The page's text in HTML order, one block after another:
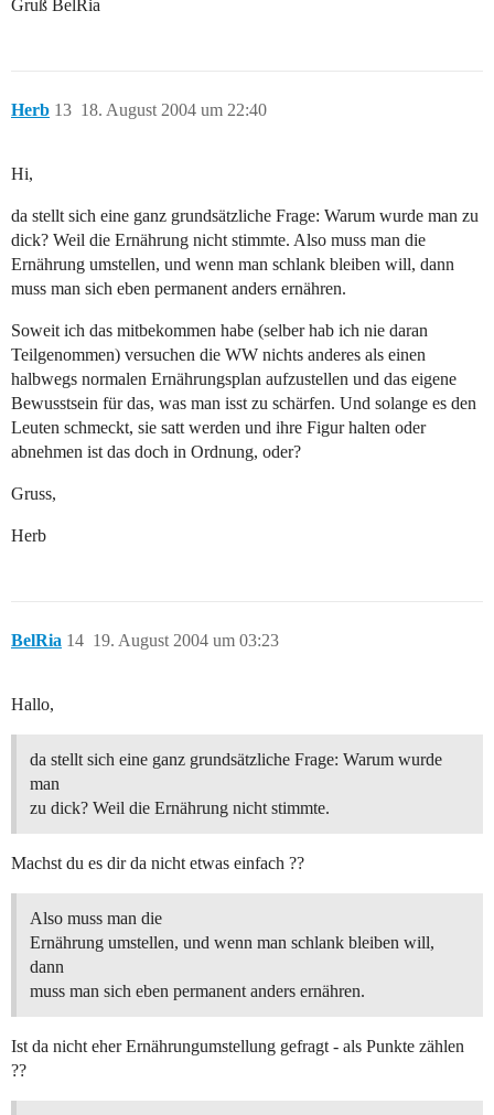
Gruß BelRia
Herb 18. August 2004 um 22:40
13
Hi,
da stellt sich eine ganz grundsätzliche Frage: Warum wurde man zu
dick? Weil die Ernährung nicht stimmte. Also muss man die
Ernährung umstellen, und wenn man schlank bleiben will, dann
muss man sich eben permanent anders ernähren.
Soweit ich das mitbekommen habe (selber hab ich nie daran
Teilgenommen) versuchen die WW nichts anderes als einen
halbwegs normalen Ernährungsplan aufzustellen und das eigene
Bewusstsein für das, was man isst zu schärfen. Und solange es den
Leuten schmeckt, sie satt werden und ihre Figur halten oder
abnehmen ist das doch in Ordnung, oder?
Gruss,
Herb
BelRia 19. August 2004 um 03:23
14
Hallo,
da stellt sich eine ganz grundsätzliche Frage: Warum wurde
man
zu dick? Weil die Ernährung nicht stimmte.
Machst du es dir da nicht etwas einfach ??
Also muss man die
Ernährung umstellen, und wenn man schlank bleiben will,
dann
muss man sich eben permanent anders ernähren.
Ist da nicht eher Ernährungumstellung gefragt - als Punkte zählen
??